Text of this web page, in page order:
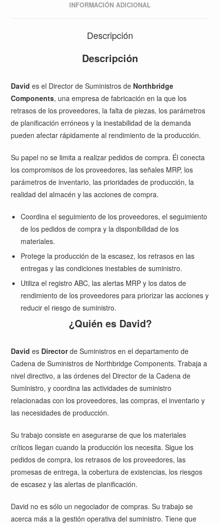
INFORMACIÓN ADICIONAL
Descripción
Descripción
David es el Director de Suministros de Northbridge
Components, una empresa de fabricación en la que los
retrasos de los proveedores, la falta de piezas, los parámetros
de planificación erróneos y la inestabilidad de la demanda
pueden afectar rápidamente al rendimiento de la producción.
Su papel no se limita a realizar pedidos de compra. Él conecta
los compromisos de los proveedores, las señales MRP, los
parámetros de inventario, las prioridades de producción, la
realidad del almacén y las acciones de compra.
Coordina el seguimiento de los proveedores, el seguimiento
de los pedidos de compra y la disponibilidad de los
materiales.
Protege la producción de la escasez, los retrasos en las
entregas y las condiciones inestables de suministro.
Utiliza el registro ABC, las alertas MRP y los datos de
rendimiento de los proveedores para priorizar las acciones y
reducir el riesgo de suministro.
¿Quién es David?
David es Directorde Suministros en el departamento de
Cadena de Suministros de Northbridge Components. Trabaja a
nivel directivo, a las órdenes del Director de la Cadena de
Suministro, y coordina las actividades de suministro
relacionadas con los proveedores, las compras, el inventario y
las necesidades de producción.
Su trabajo consiste en asegurarse de que los materiales
críticos llegan cuando la producción los necesita. Sigue los
pedidos de compra, los retrasos de los proveedores, las
promesas de entrega, la cobertura de existencias, los riesgos
de escasez y las alertas de planificación.
David no es sólo un negociador de compras. Su trabajo se
acerca más a la gestión operativa del suministro. Tiene que